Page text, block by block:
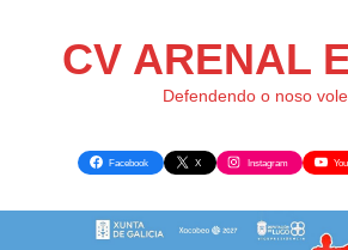
CV ARENAL
Defendendo o noso
Facebook X Instagram